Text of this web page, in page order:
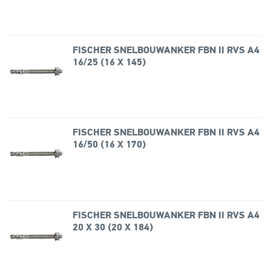
FISCHER SNELBOUWANKER FBN II RVS A4
16/25 (16 X 145)
FISCHER SNELBOUWANKER FBN II RVS A4
16/50 (16 X 170)
FISCHER SNELBOUWANKER FBN II RVS A4
20 X 30 (20 X 184)